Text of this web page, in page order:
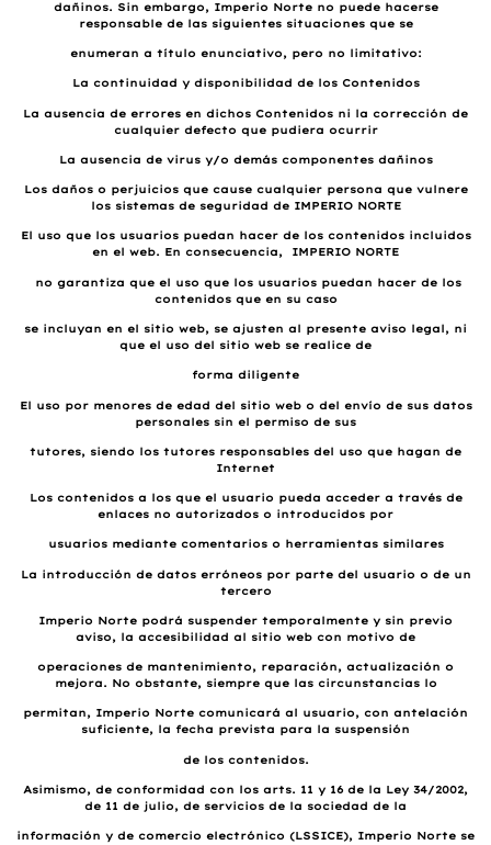
dañinos. Sin embargo, Imperio Norte no puede hacerse
responsable de las siguientes situaciones que se
enumeran a título enunciativo, pero no limitativo:
La continuidad y disponibilidad de los Contenidos
La ausencia de errores en dichos Contenidos ni la corrección de
cualquier defecto que pudiera ocurrir
La ausencia de virus y/o demás componentes dañinos
Los daños o perjuicios que cause cualquier persona que vulnere
los sistemas de seguridad de IMPERIO NORTE
El uso que los usuarios puedan hacer de los contenidos incluidos
en el web. En consecuencia, IMPERIO NORTE
no garantiza que el uso que los usuarios puedan hacer de los
contenidos que en su caso
se incluyan en el sitio web, se ajusten al presente aviso legal, ni
que el uso del sitio web se realice de
forma diligente
El uso por menores de edad del sitio web o del envío de sus datos
personales sin el permiso de sus
tutores, siendo los tutores responsables del uso que hagan de
Internet
Los contenidos a los que el usuario pueda acceder a través de
enlaces no autorizados o introducidos por
usuarios mediante comentarios o herramientas similares
La introducción de datos erróneos por parte del usuario o de un
tercero
Imperio Norte podrá suspender temporalmente y sin previo
aviso, la accesibilidad al sitio web con motivo de
operaciones de mantenimiento, reparación, actualización o
mejora. No obstante, siempre que las circunstancias lo
permitan, Imperio Norte comunicará al usuario, con antelación
suficiente, la fecha prevista para la suspensión
de los contenidos.
Asimismo, de conformidad con los arts. 11 y 16 de la Ley 34/2002,
de 11 de julio, de servicios de la sociedad de la
información y de comercio electrónico (LSSICE), Imperio Norte se